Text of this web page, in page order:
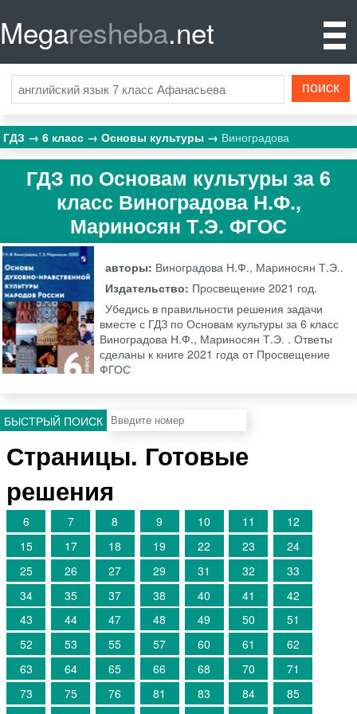
Megaresheba.net
ГДЗ 6 класс Основы культуры Виноградова
ГДЗ по Основам культуры за 6
класс Виноградова Н.Ф.,
Мариносян Т.Э. ФГОС
авторы: Виноградова Н.Ф., Мариносян Т.Э..
Издательство: Просвещение 2021 год.
Убедись в правильности решения задачи
вместе с ГДЗ по Основам культуры за 6 класс
Виноградова Н.Ф., Мариносян Т.Э. . Ответы
сделаны к книге 2021 года от Просвещение
ФГОС
БЫСТРЫЙ ПОИСК
Страницы. Готовые
решения
6 7 8 9 10 11
12
15
17 18 19 22 23
24
25
26 27 29 31 32
33
34
35 37 38 40 41
42
43
44 47 48 49 50
51
52
53 55 57 60 61
62
63
64 65 66 68 70
71
73
75 76 81 83 84
85